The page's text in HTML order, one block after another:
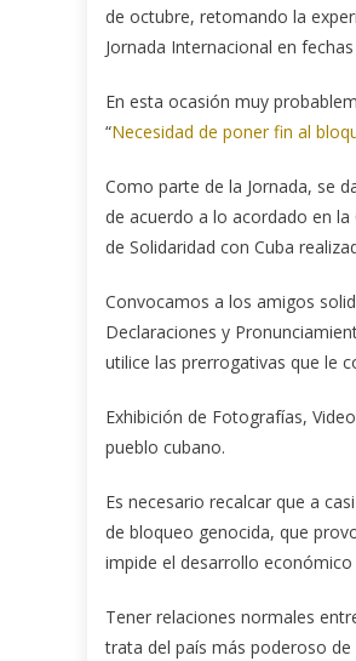
de octubre, retomando la
Jornada Internacional en
En esta ocasión muy
“Necesidad de poner fin al
Como parte de la Jornada, se
de acuerdo a lo acordado en
de Solidaridad con Cuba
Convocamos a los amigos
Declaraciones y
utilice las prerrogativas que le
Exhibición de Fotografías,
pueblo cubano.
Es necesario recalcar que a
de bloqueo genocida, que
impide el desarrollo económico
Tener relaciones normales
trata del país más poderoso